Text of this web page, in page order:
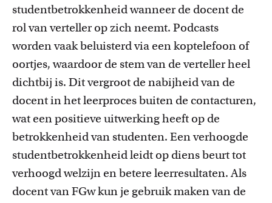
studentbetrokkenheid wanneer de docent de
rol van verteller op zich neemt. Podcasts
worden vaak beluisterd via een koptelefoon of
oortjes, waardoor de stem van de verteller heel
dichtbij is. Dit vergroot de nabijheid van de
docent in het leerproces buiten de contacturen,
wat een positieve uitwerking heeft op de
betrokkenheid van studenten. Een verhoogde
studentbetrokkenheid leidt op diens beurt tot
verhoogd welzijn en betere leerresultaten. Als
docent van FGw kun je gebruik maken van de